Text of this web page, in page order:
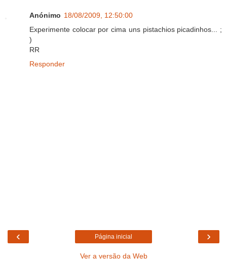
Anónimo 18/08/2009, 12:50:00
Experimente colocar por cima uns pistachios picadinhos... ;
)
RR
Responder
‹ ›
Página inicial
Ver a versão da Web